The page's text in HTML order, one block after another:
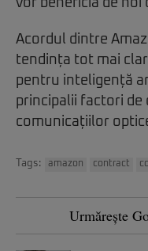
vor beneficia de
Acordul dintre
tendința tot mai
pentru inteligență
principalii factori
comunicațiilor
Tags: amazon contract
Urmărește